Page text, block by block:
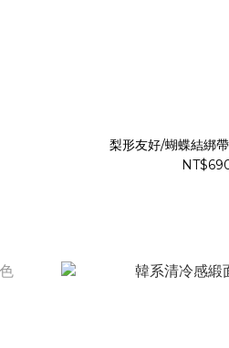
梨形友好/蝴蝶結綁